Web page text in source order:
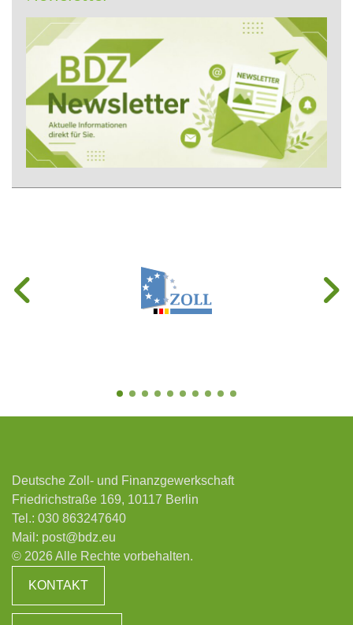
Deutsche Zoll- und Finanzgewerkschaft
Friedrichstraße 169, 10117 Berlin
Tel.: 030 863247640
Mail: post@bdz.eu
© 2026 Alle Rechte vorbehalten.
KONTAKT